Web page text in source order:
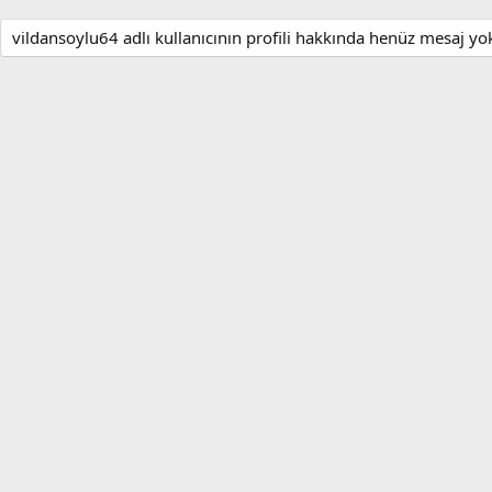
vildansoylu64 adlı kullanıcının profili hakkında henüz mesaj